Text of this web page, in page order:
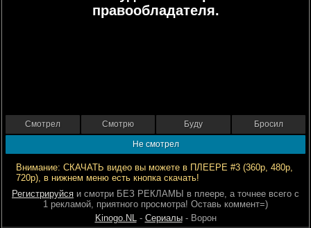
правообладателя.
Смотрел Смотрю Буду Бросил
Не смотрел
Внимание: СКАЧАТЬ видео вы можете в ПЛЕЕРЕ #3 (360р, 480р,
720р), в нижнем меню есть кнопка скачать!
Регистрируйся и смотри БЕЗ РЕКЛАМЫ в плеере, а точнее всего с
1 рекламой, приятного просмотра! Оставь коммент=)
Kinogo.NL- Сериалы- Ворон